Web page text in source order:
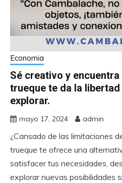
Economia
Sé creativo y
trueque te da la
explorar.
mayo 17, 2024 admin
¿Cansado de las limitaciones
trueque te ofrece una
satisfacer tus necesidades,
explorar nuevas posibilidades